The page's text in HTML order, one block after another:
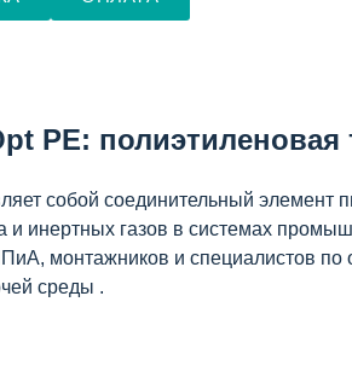
PE:
собой соединительный
и инертных газов в системах
монтажников и специалистов
среды .